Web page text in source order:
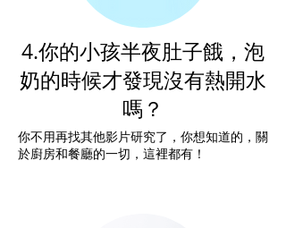
4.你的小孩半夜肚子餓，泡
奶的時候才發現沒有熱開水
嗎？
你不用再找其他影片研究了，你想知道的，關
於廚房和餐廳的一切，這裡都有！